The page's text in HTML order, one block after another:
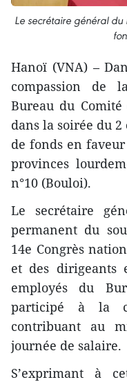
Le secrétaire général
Hanoï (VNA) –
compassion de
Bureau du
dans la soirée du
de fonds en
provinces
n°10 (Bouloi).
Le secrétaire
permanent du
14e Congrès
et des dirigeants
employés du
participé à la
contribuant au
journée de salaire.
S’exprimant à